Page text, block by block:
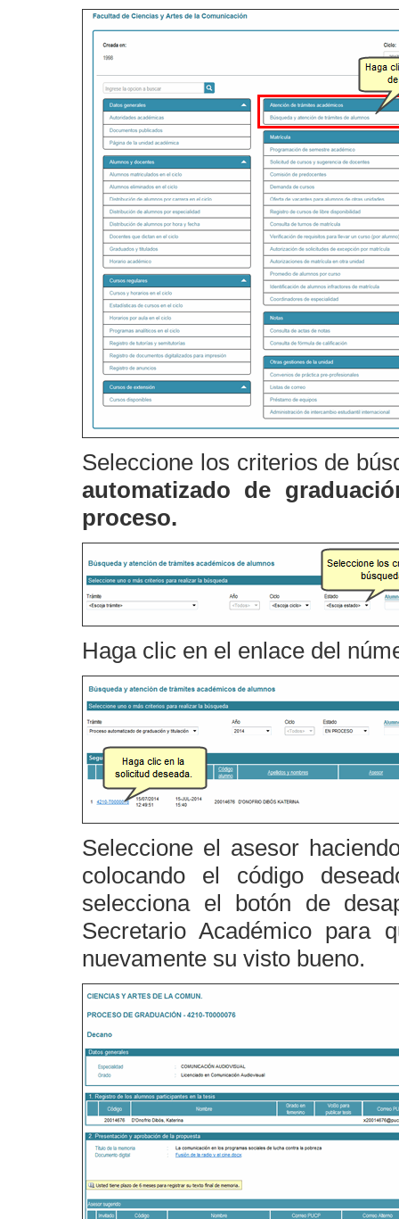
Seleccione los criterios de
automatizado de
proceso.
Haga clic en el enlace del
Seleccione el asesor
colocando el código
selecciona el botón de
Secretario Académico para
nuevamente su visto bueno.